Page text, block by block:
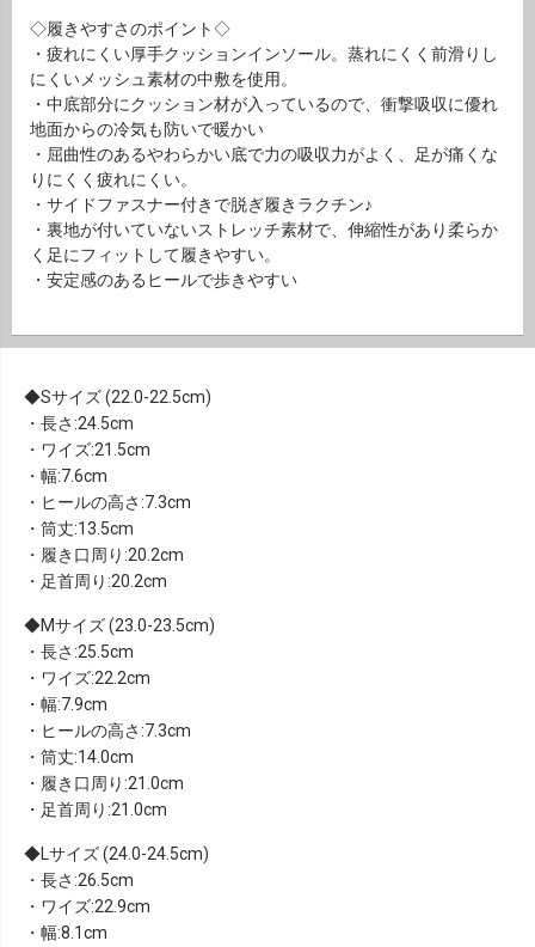
◇履きやすさのポイント◇
・疲れにくい厚手クッションインソール。蒸れにくく前滑りし
にくいメッシュ素材の中敷を使用。
・中底部分にクッション材が入っているので、衝撃吸収に優れ
地面からの冷気も防いで暖かい
・屈曲性のあるやわらかい底で力の吸収力がよく、足が痛くな
りにくく疲れにくい。
・サイドファスナー付きで脱ぎ履きラクチン♪
・裏地が付いていないストレッチ素材で、伸縮性があり柔らか
く足にフィットして履きやすい。
・安定感のあるヒールで歩きやすい
Sサイズ (22.0-22.5cm)
・長さ:24.5cm
・ワイズ:21.5cm
・幅:7.6cm
・ヒールの高さ:7.3cm
・筒丈:13.5cm
・履き口周り:20.2cm
・足首周り:20.2cm
Mサイズ (23.0-23.5cm)
・長さ:25.5cm
・ワイズ:22.2cm
・幅:7.9cm
・ヒールの高さ:7.3cm
・筒丈:14.0cm
・履き口周り:21.0cm
・足首周り:21.0cm
Lサイズ (24.0-24.5cm)
・長さ:26.5cm
・ワイズ:22.9cm
・幅:8.1cm